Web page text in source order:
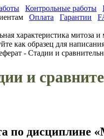
Контрольные работы
Оплата Гарантии
характеристика митоза и
как образец для
- Стадии и
и
по дисциплине